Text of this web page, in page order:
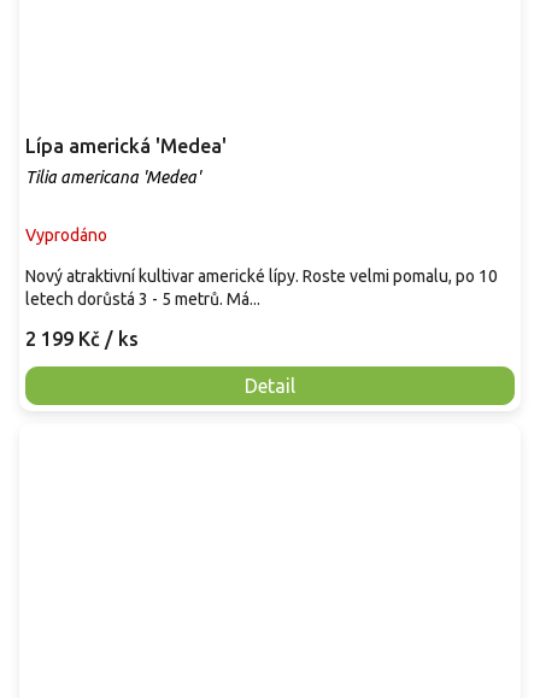
Lípa americká 'Medea'
Tilia americana 'Medea'
Vyprodáno
2 199 Kč / ks
Detail
Nový atraktivní kultivar americké lípy. Roste velmi pomalu, po 10
letech dorůstá 3 - 5 metrů. Má...